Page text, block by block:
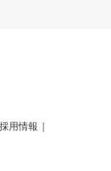
採用情報